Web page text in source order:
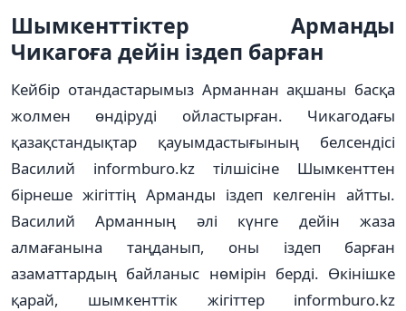
Шымкенттіктер Арманды
Чикагоға дейін іздеп барған
Кейбір отандастарымыз Арманнан ақшаны басқа
жолмен өндіруді ойластырған. Чикагодағы
қазақстандықтар қауымдастығының белсендісі
Василий informburo.kz тілшісіне Шымкенттен
бірнеше жігіттің Арманды іздеп келгенін айтты.
Василий Арманның әлі күнге дейін жаза
алмағанына таңданып, оны іздеп барған
азаматтардың байланыс нөмірін берді. Өкінішке
қарай, шымкенттік жігіттер informburo.kz